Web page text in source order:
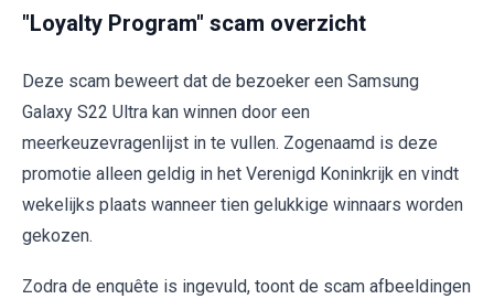
"Loyalty Program" scam overzicht
Deze scam beweert dat de bezoeker een Samsung
Galaxy S22 Ultra kan winnen door een
meerkeuzevragenlijst in te vullen. Zogenaamd is deze
promotie alleen geldig in het Verenigd Koninkrijk en vindt
wekelijks plaats wanneer tien gelukkige winnaars worden
gekozen.
Zodra de enquête is ingevuld, toont de scam afbeeldingen